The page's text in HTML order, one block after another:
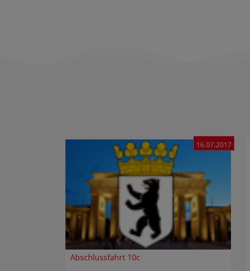
Abschlussfahrt 10c
16.07.2017